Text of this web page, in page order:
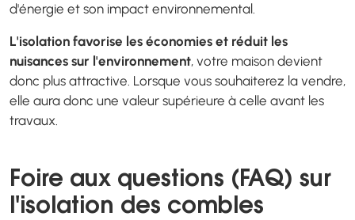
d'énergie et son impact environnemental.
L'isolation favorise les économies et réduit les
nuisances sur l'environnement, votre maison devient
donc plus attractive. Lorsque vous souhaiterez la vendre,
elle aura donc une valeur supérieure à celle avant les
travaux.
Foire aux questions (FAQ) sur
l'isolation des combles